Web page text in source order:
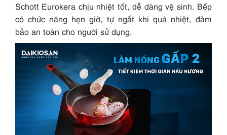
Schott Eurokera chịu nhiệt tốt, dễ dàng vệ sinh. Bếp
có chức năng hẹn giờ, tự ngắt khi quá nhiệt, đảm
bảo an toàn cho người sử dụng.